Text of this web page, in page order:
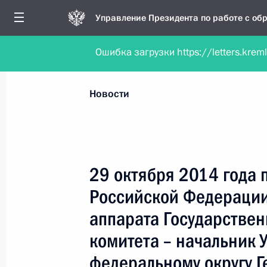
Управление Президента по работе с
Обратиться в форме электронного
Все новости
Новости личного приёма
Поручения, данные по результатам личного
приёма
Новости
29 октября 2014 года
Российской
аппарата
комитета – начальник
Ошибка загрузки https://